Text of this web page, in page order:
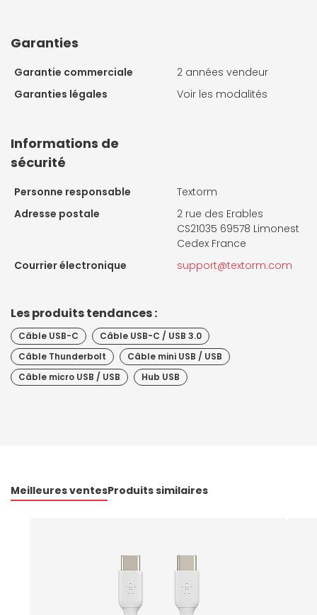
Garanties
Garantie commerciale
2 années vendeur
Garanties légales
Voir les modalités
Informations de
sécurité
Personne responsable
Textorm
Adresse postale
2 rue des Erables
CS21035 69578 Limonest
Cedex France
Courrier électronique
support@textorm.com
Les produits tendances :
Câble USB-C
Câble USB-C / USB 3.0
Câble Thunderbolt
Câble mini USB / USB
Câble micro USB / USB
Hub USB
Meilleures ventesProduits similaires